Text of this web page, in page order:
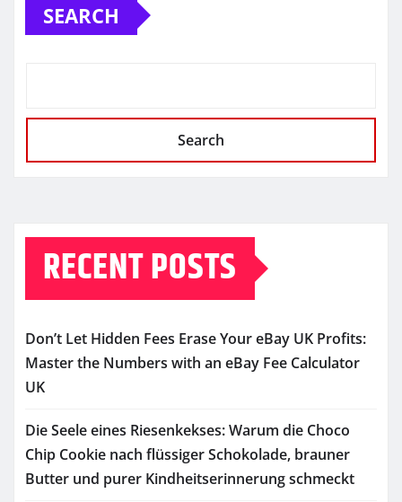
SEARCH
Search
RECENT POSTS
Don’t Let Hidden Fees Erase Your eBay UK Profits:
Master the Numbers with an eBay Fee Calculator
UK
Die Seele eines Riesenkekses: Warum die Choco
Chip Cookie nach flüssiger Schokolade, brauner
Butter und purer Kindheitserinnerung schmeckt